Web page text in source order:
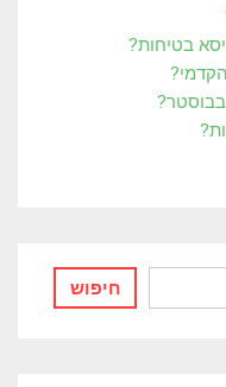
בטיחות?
בבוסטר?
חיפוש